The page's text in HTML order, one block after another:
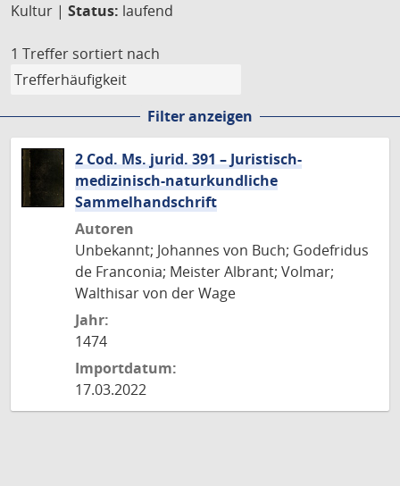
Kultur | Status: laufend
1 Treffer sortiert nach
Filter anzeigen
2 Cod. Ms. jurid. 391 – Juristisch-
medizinisch-naturkundliche
Sammelhandschrift
Autoren
Unbekannt; Johannes von Buch; Godefridus
de Franconia; Meister Albrant; Volmar;
Walthisar von der Wage
Jahr:
1474
Importdatum:
17.03.2022